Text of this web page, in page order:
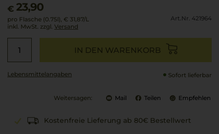
€ 23,90
pro Flasche (0.75l), € 31,87/L
inkl. MwSt. zzgl. Versand
Art.Nr. 421964
IN DEN WARENKORB
Lebensmittel­angaben Sofort lieferbar
Weitersagen: Mail Teilen Empfehlen
Kostenfreie Lieferung ab 80€ Bestellwert